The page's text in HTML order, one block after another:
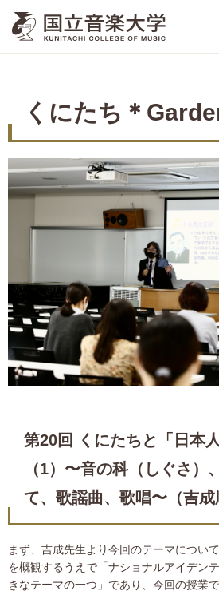
くにたち＊
第20回 くにたちと「日本
（1）〜音の科（しぐさ）
て、歌謡曲、歌唱〜（吉成
まず、吉成先生より今回のテーマについ
を概観するうえで「ナショナルアイデン
きなテーマの一つ」であり、今回の授業